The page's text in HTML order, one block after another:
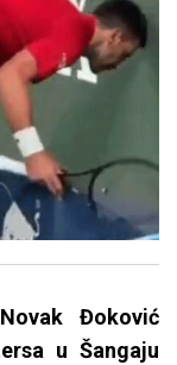
Đoković
u Šangaju